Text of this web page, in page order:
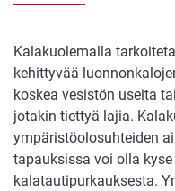
Kalakuolemalla
kehittyvää
koskea vesistön useita
jotakin tiettyä lajia.
ympäristöolosuhteiden
tapauksissa voi olla
kalatautipurkauksesta.